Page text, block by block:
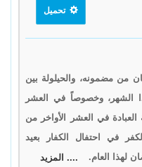
تحميل
من مضمونه، والحيلولة بين
الشهر، وخصوصاً في العشر
في العشر الأواخر من
في احتفال الكفار بعيد
لهذا العام.
.... المزيد